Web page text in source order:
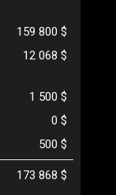
159 800 $
12 068 $
1 500 $
0 $
500 $
173 868 $